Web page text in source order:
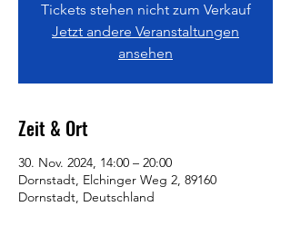
Tickets stehen nicht zum Verkauf
Jetzt andere Veranstaltungen
ansehen
Zeit & Ort
30. Nov. 2024, 14:00 – 20:00
Dornstadt, Elchinger Weg 2, 89160
Dornstadt, Deutschland